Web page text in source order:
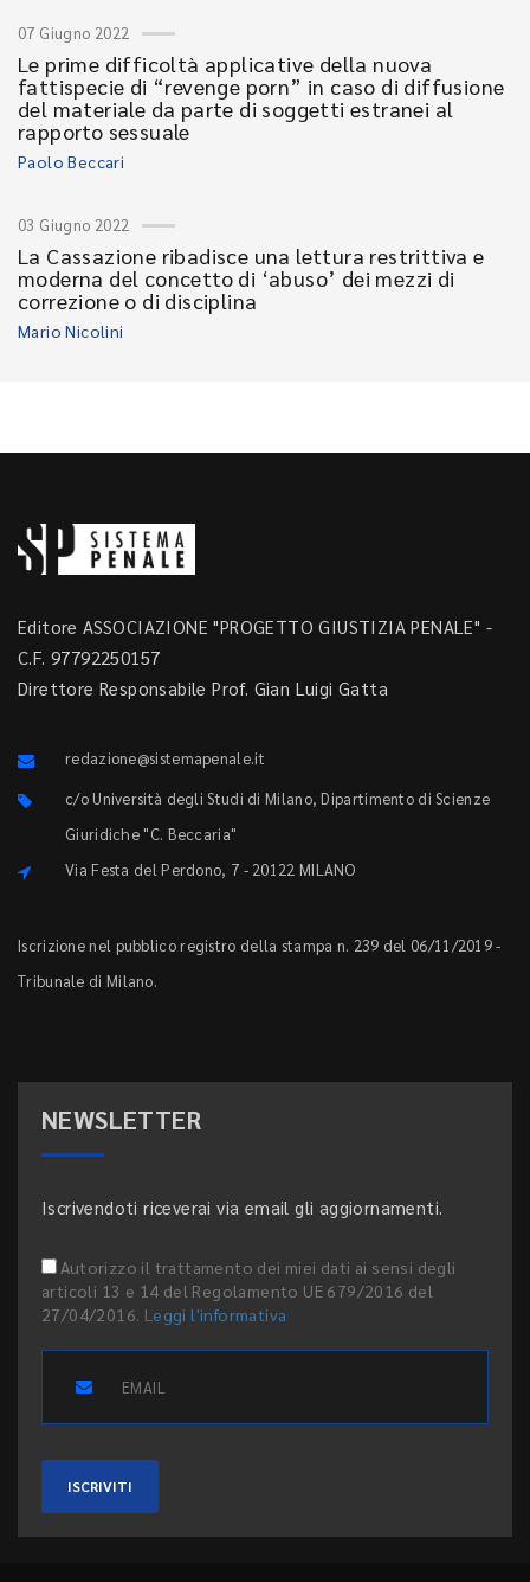
07 Giugno 2022
Le prime difficoltà applicative della nuova
fattispecie di “revenge porn” in caso di diffusione
del materiale da parte di soggetti estranei al
rapporto sessuale
Paolo Beccari
03 Giugno 2022
La Cassazione ribadisce una lettura restrittiva e
moderna del concetto di ‘abuso’ dei mezzi di
correzione o di disciplina
Mario Nicolini
Editore ASSOCIAZIONE "PROGETTO GIUSTIZIA PENALE" -
C.F. 97792250157
Direttore Responsabile Prof. Gian Luigi Gatta
redazione@sistemapenale.it
c/o Università degli Studi di Milano, Dipartimento di Scienze
Giuridiche "C. Beccaria"
Via Festa del Perdono, 7 - 20122 MILANO
Iscrizione nel pubblico registro della stampa n. 239 del 06/11/2019 -
Tribunale di Milano.
NEWSLETTER
Iscrivendoti riceverai via email gli aggiornamenti.
Autorizzo il trattamento dei miei dati ai sensi degli
articoli 13 e 14 del Regolamento UE 679/2016 del
27/04/2016. Leggi l'informativa
ISCRIVITI